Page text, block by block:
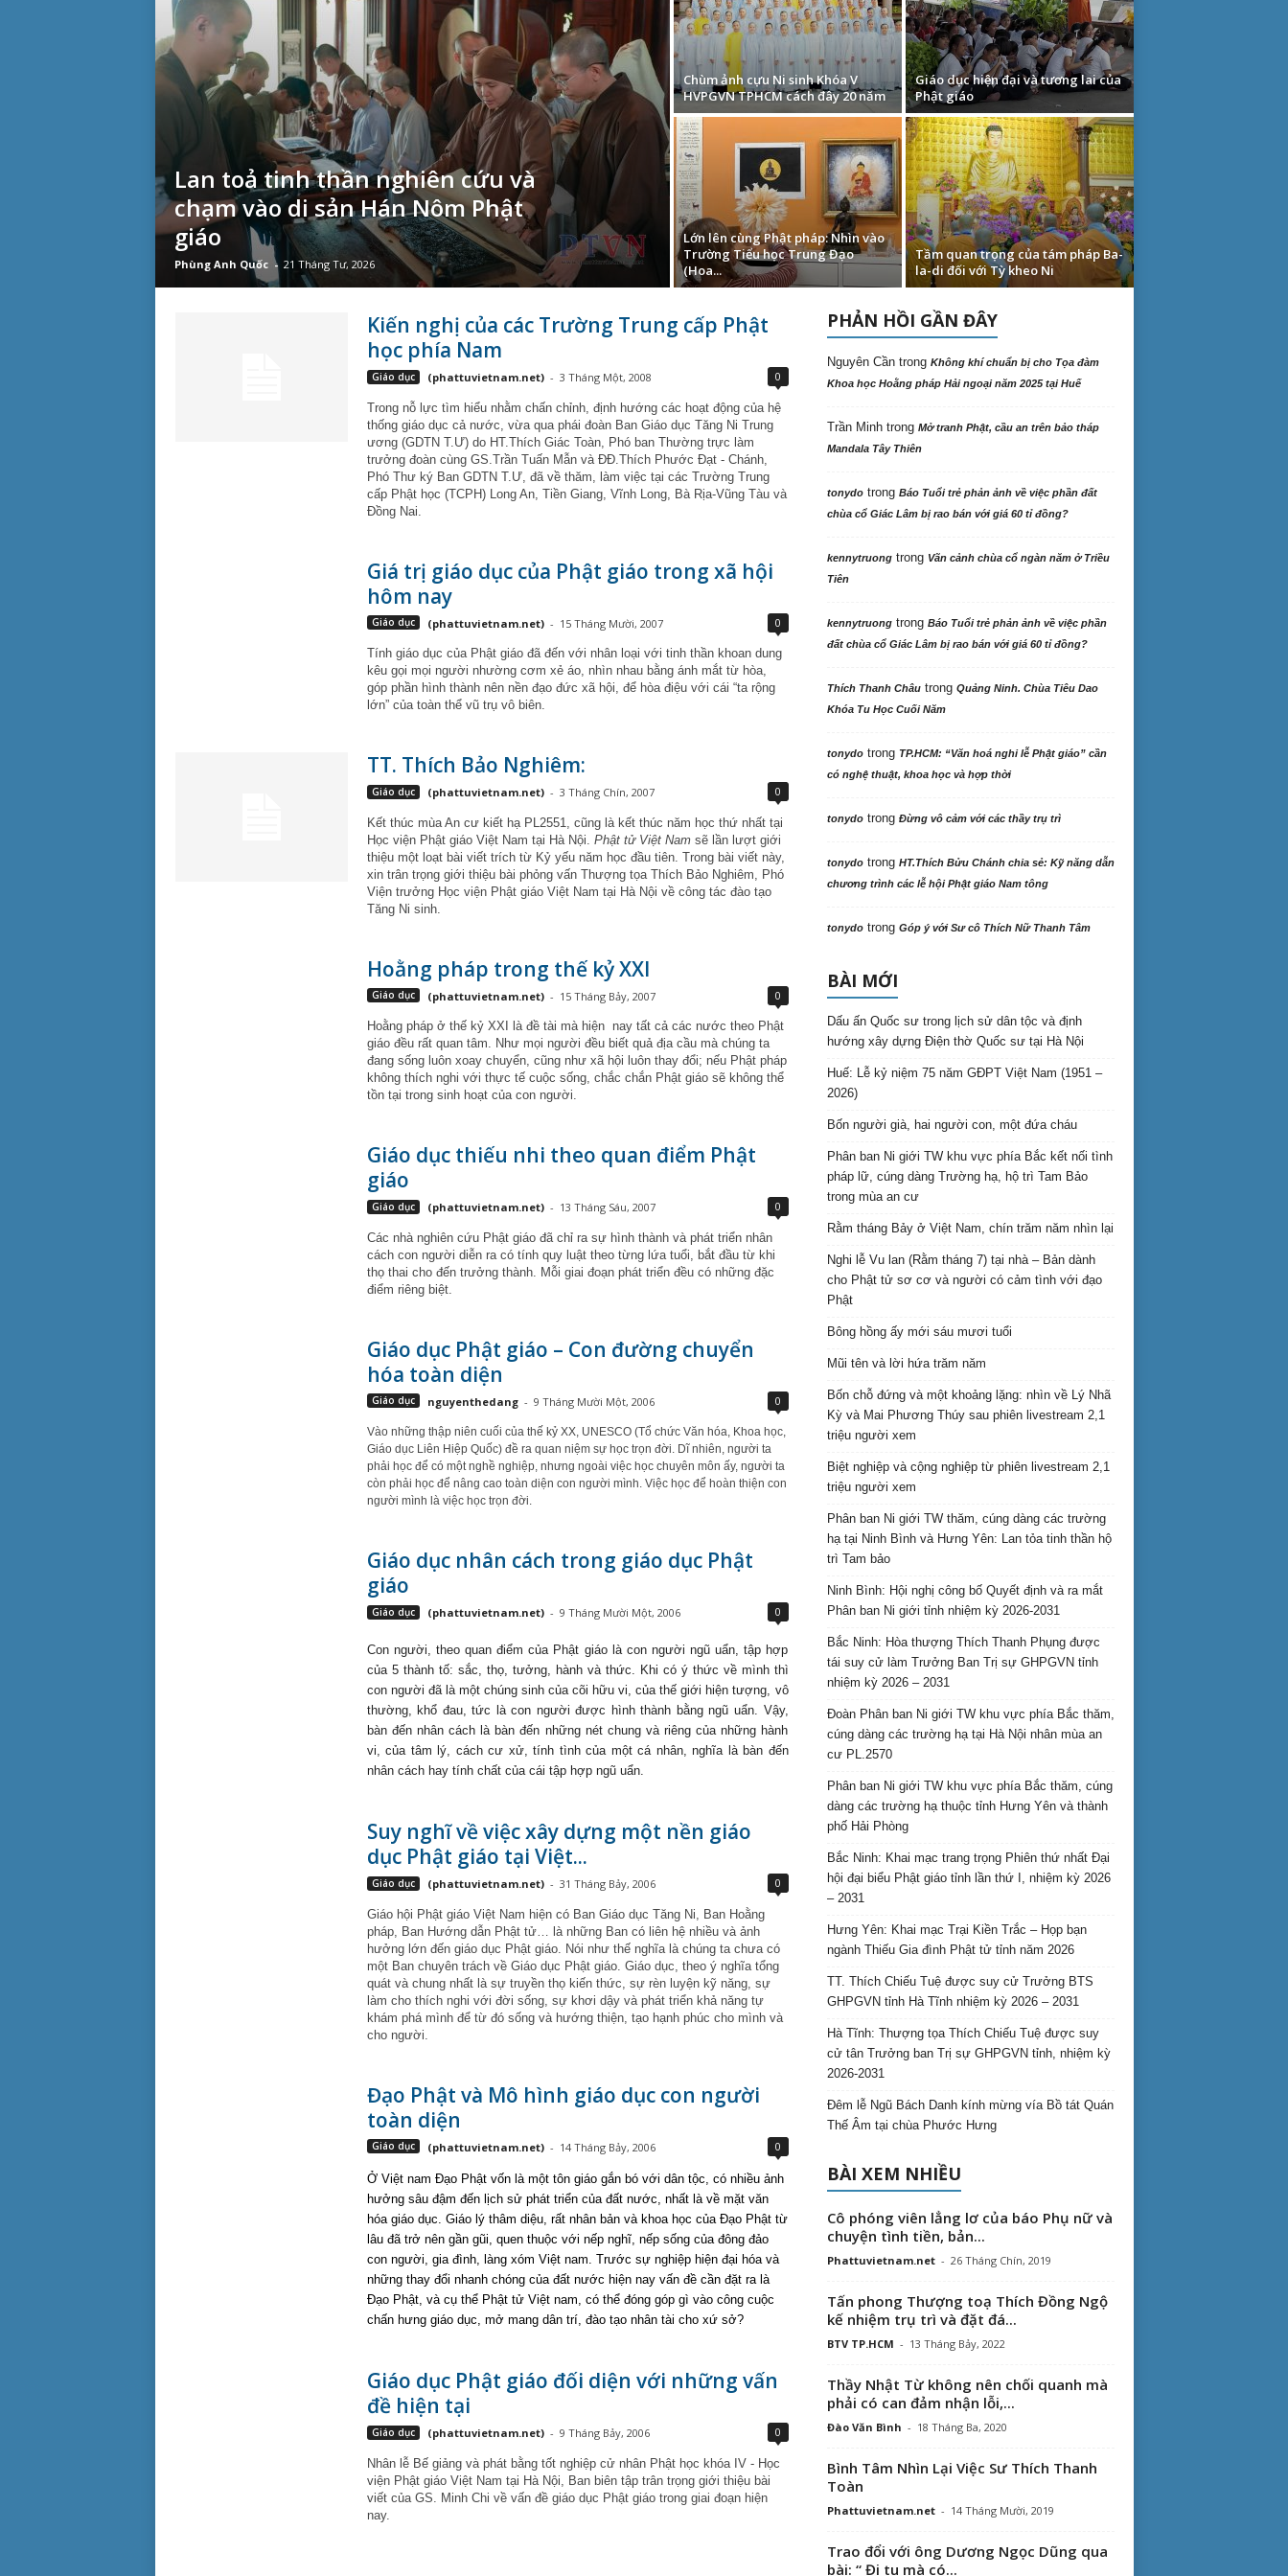
Lan toả tinh thần nghiên cứu và
chạm vào di sản Hán Nôm Phật
giáo
Phùng Anh Quốc - 21 Tháng Tư, 2026
Chùm ảnh cựu Ni sinh Khóa V
HVPGVN TPHCM cách đây 20 năm
Giáo dục hiện đại và tương lai của
Phật giáo
Lớn lên cùng Phật pháp: Nhìn vào
Trường Tiểu học Trung Đạo
(Hoa...
Tầm quan trọng của tám pháp Ba-
la-di đối với Tỳ kheo Ni
Kiến nghị của các Trường Trung cấp Phật
học phía Nam
Giáo dục (phattuvietnam.net) - 3 Tháng Một, 2008 0
Trong nỗ lực tìm hiểu nhằm chấn chỉnh, định hướng các hoạt động của hệ
thống giáo dục cả nước, vừa qua phái đoàn Ban Giáo dục Tăng Ni Trung
ương (GDTN T.Ư) do HT.Thích Giác Toàn, Phó ban Thường trực làm
trưởng đoàn cùng GS.Trần Tuấn Mẫn và ĐĐ.Thích Phước Đạt - Chánh,
Phó Thư ký Ban GDTN T.Ư, đã về thăm, làm việc tại các Trường Trung
cấp Phật học (TCPH) Long An, Tiền Giang, Vĩnh Long, Bà Rịa-Vũng Tàu và
Đồng Nai.
Giá trị giáo dục của Phật giáo trong xã hội
hôm nay
Giáo dục (phattuvietnam.net) - 15 Tháng Mười, 2007 0
Tính giáo dục của Phật giáo đã đến với nhân loại với tinh thần khoan dung
kêu gọi mọi người nhường cơm xẻ áo, nhìn nhau bằng ánh mắt từ hòa,
góp phần hình thành nên nền đạo đức xã hội, để hòa điệu với cái “ta rộng
lớn” của toàn thể vũ trụ vô biên.
TT. Thích Bảo Nghiêm:
Giáo dục (phattuvietnam.net) - 3 Tháng Chín, 2007 0
Kết thúc mùa An cư kiết hạ PL2551, cũng là kết thúc năm học thứ nhất tại
Học viện Phật giáo Việt Nam tại Hà Nội. Phật tử Việt Namsẽ lần lượt giới
thiệu một loạt bài viết trích từ Kỷ yếu năm học đầu tiên. Trong bài viết này,
xin trân trọng giới thiệu bài phỏng vấn Thượng tọa Thích Bảo Nghiêm, Phó
Viện trưởng Học viện Phật giáo Việt Nam tại Hà Nội về công tác đào tạo
Tăng Ni sinh.
Hoằng pháp trong thế kỷ XXI
Giáo dục (phattuvietnam.net) - 15 Tháng Bảy, 2007 0
Hoằng pháp ở thế kỷ XXI là đề tài mà hiện nay tất cả các nước theo Phật
giáo đều rất quan tâm. Như mọi người đều biết quả địa cầu mà chúng ta
đang sống luôn xoay chuyển, cũng như xã hội luôn thay đổi; nếu Phật pháp
không thích nghi với thực tế cuộc sống, chắc chắn Phật giáo sẽ không thể
tồn tại trong sinh hoạt của con người.
Giáo dục thiếu nhi theo quan điểm Phật
giáo
Giáo dục (phattuvietnam.net) - 13 Tháng Sáu, 2007 0
Các nhà nghiên cứu Phật giáo đã chỉ ra sự hình thành và phát triển nhân
cách con người diễn ra có tính quy luật theo từng lứa tuổi, bắt đầu từ khi
thọ thai cho đến trưởng thành. Mỗi giai đoạn phát triển đều có những đặc
điểm riêng biệt.
Giáo dục Phật giáo – Con đường chuyển
hóa toàn diện
Giáo dục nguyenthedang - 9 Tháng Mười Một, 2006 0
Vào những thập niên cuối của thế kỷ XX, UNESCO (Tổ chức Văn hóa, Khoa học,
Giáo dục Liên Hiệp Quốc) đề ra quan niệm sự học trọn đời. Dĩ nhiên, người ta
phải học để có một nghề nghiệp, nhưng ngoài việc học chuyên môn ấy, người ta
còn phải học để nâng cao toàn diện con người mình. Việc học để hoàn thiện con
người mình là việc học trọn đời.
Giáo dục nhân cách trong giáo dục Phật
giáo
Giáo dục (phattuvietnam.net) - 9 Tháng Mười Một, 2006 0
Con người, theo quan điểm của Phật giáo là con người ngũ uẩn, tập hợp
của 5 thành tố: sắc, thọ, tưởng, hành và thức. Khi có ý thức về mình thì
con người đã là một chúng sinh của cõi hữu vi, của thế giới hiện tượng, vô
thường, khổ đau, tức là con người được hình thành bằng ngũ uẩn. Vậy,
bàn đến nhân cách là bàn đến những nét chung và riêng của những hành
vi, của tâm lý, cách cư xử, tính tình của một cá nhân, nghĩa là bàn đến
nhân cách hay tính chất của cái tập hợp ngũ uẩn.
Suy nghĩ về việc xây dựng một nền giáo
dục Phật giáo tại Việt...
Giáo dục (phattuvietnam.net) - 31 Tháng Bảy, 2006 0
Giáo hội Phật giáo Việt Nam hiện có Ban Giáo dục Tăng Ni, Ban Hoằng
pháp, Ban Hướng dẫn Phật tử… là những Ban có liên hệ nhiều và ảnh
hưởng lớn đến giáo dục Phật giáo. Nói như thế nghĩa là chúng ta chưa có
một Ban chuyên trách về Giáo dục Phật giáo. Giáo dục, theo ý nghĩa tổng
quát và chung nhất là sự truyền thọ kiến thức, sự rèn luyện kỹ năng, sự
làm cho thích nghi với đời sống, sự khơi dậy và phát triển khả năng tự
khám phá mình để từ đó sống và hướng thiện, tạo hạnh phúc cho mình và
cho người.
Đạo Phật và Mô hình giáo dục con người
toàn diện
Giáo dục (phattuvietnam.net) - 14 Tháng Bảy, 2006 0
Ở Việt nam Đạo Phật vốn là một tôn giáo gắn bó với dân tộc, có nhiều ảnh
hưởng sâu đậm đến lịch sử phát triển của đất nước, nhất là về mặt văn
hóa giáo dục. Giáo lý thâm diệu, rất nhân bản và khoa học của Đạo Phật từ
lâu đã trở nên gần gũi, quen thuộc với nếp nghĩ, nếp sống của đông đảo
con người, gia đình, làng xóm Việt nam. Trước sự nghiệp hiện đại hóa và
những thay đổi nhanh chóng của đất nước hiện nay vấn đề cần đặt ra là
Đạo Phật, và cụ thể Phật tử Việt nam, có thể đóng góp gì vào công cuộc
chấn hưng giáo dục, mở mang dân trí, đào tạo nhân tài cho xứ sở?
Giáo dục Phật giáo đối diện với những vấn
đề hiện tại
Giáo dục (phattuvietnam.net) - 9 Tháng Bảy, 2006 0
Nhân lễ Bế giảng và phát bằng tốt nghiệp cử nhân Phật học khóa IV - Học
viện Phật giáo Việt Nam tại Hà Nội, Ban biên tập trân trọng giới thiệu bài
viết của GS. Minh Chi về vấn đề giáo dục Phật giáo trong giai đoạn hiện
nay.
PHẢN HỒI GẦN ĐÂY
Nguyên Cầntrong Không khí chuẩn bị cho Tọa đàm
Khoa học Hoằng pháp Hải ngoại năm 2025 tại Huế
Trần Minhtrong Mở tranh Phật, cầu an trên bảo tháp
Mandala Tây Thiên
tonydotrong Báo Tuổi trẻ phản ảnh về việc phần đất
chùa cổ Giác Lâm bị rao bán với giá 60 tỉ đồng?
kennytruongtrong Vãn cảnh chùa cổ ngàn năm ở Triều
Tiên
kennytruongtrong Báo Tuổi trẻ phản ảnh về việc phần
đất chùa cổ Giác Lâm bị rao bán với giá 60 tỉ đồng?
Thích Thanh Châutrong Quảng Ninh. Chùa Tiêu Dao
Khóa Tu Học Cuối Năm
tonydotrong TP.HCM: “Văn hoá nghi lễ Phật giáo” cần
có nghệ thuật, khoa học và hợp thời
tonydotrong Đừng vô cảm với các thầy trụ trì
tonydotrong HT.Thích Bửu Chánh chia sẻ: Kỹ năng dẫn
chương trình các lễ hội Phật giáo Nam tông
tonydotrong Góp ý với Sư cô Thích Nữ Thanh Tâm
BÀI MỚI
Dấu ấn Quốc sư trong lịch sử dân tộc và định
hướng xây dựng Điện thờ Quốc sư tại Hà Nội
Huế: Lễ kỷ niệm 75 năm GĐPT Việt Nam (1951 –
2026)
Bốn người già, hai người con, một đứa cháu
Phân ban Ni giới TW khu vực phía Bắc kết nối tình
pháp lữ, cúng dàng Trường hạ, hộ trì Tam Bảo
trong mùa an cư
Rằm tháng Bảy ở Việt Nam, chín trăm năm nhìn lại
Nghi lễ Vu lan (Rằm tháng 7) tại nhà – Bản dành
cho Phật tử sơ cơ và người có cảm tình với đạo
Phật
Bông hồng ấy mới sáu mươi tuổi
Mũi tên và lời hứa trăm năm
Bốn chỗ đứng và một khoảng lặng: nhìn về Lý Nhã
Kỳ và Mai Phương Thúy sau phiên livestream 2,1
triệu người xem
Biệt nghiệp và cộng nghiệp từ phiên livestream 2,1
triệu người xem
Phân ban Ni giới TW thăm, cúng dàng các trường
hạ tại Ninh Bình và Hưng Yên: Lan tỏa tinh thần hộ
trì Tam bảo
Ninh Bình: Hội nghị công bố Quyết định và ra mắt
Phân ban Ni giới tỉnh nhiệm kỳ 2026-2031
Bắc Ninh: Hòa thượng Thích Thanh Phụng được
tái suy cử làm Trưởng Ban Trị sự GHPGVN tỉnh
nhiệm kỳ 2026 – 2031
Đoàn Phân ban Ni giới TW khu vực phía Bắc thăm,
cúng dàng các trường hạ tại Hà Nội nhân mùa an
cư PL.2570
Phân ban Ni giới TW khu vực phía Bắc thăm, cúng
dàng các trường hạ thuộc tỉnh Hưng Yên và thành
phố Hải Phòng
Bắc Ninh: Khai mạc trang trọng Phiên thứ nhất Đại
hội đại biểu Phật giáo tỉnh lần thứ I, nhiệm kỳ 2026
– 2031
Hưng Yên: Khai mạc Trại Kiền Trắc – Họp bạn
ngành Thiếu Gia đình Phật tử tỉnh năm 2026
TT. Thích Chiếu Tuệ được suy cử Trưởng BTS
GHPGVN tỉnh Hà Tĩnh nhiệm kỳ 2026 – 2031
Hà Tĩnh: Thượng tọa Thích Chiếu Tuệ được suy
cử tân Trưởng ban Trị sự GHPGVN tỉnh, nhiệm kỳ
2026-2031
Đêm lễ Ngũ Bách Danh kính mừng vía Bồ tát Quán
Thế Âm tại chùa Phước Hưng
BÀI XEM NHIỀU
Cô phóng viên lẳng lơ của báo Phụ nữ và
chuyện tình tiền, bản...
Phattuvietnam.net - 26 Tháng Chín, 2019
Tấn phong Thượng toạ Thích Đồng Ngộ
kế nhiệm trụ trì và đặt đá...
BTV TP.HCM - 13 Tháng Bảy, 2022
Thầy Nhật Từ không nên chối quanh mà
phải có can đảm nhận lỗi,...
Đào Văn Bình - 18 Tháng Ba, 2020
Bình Tâm Nhìn Lại Việc Sư Thích Thanh
Toàn
Phattuvietnam.net - 14 Tháng Mười, 2019
Trao đổi với ông Dương Ngọc Dũng qua
bài: “ Đi tu mà có...